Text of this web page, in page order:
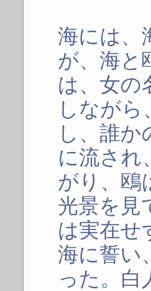
海には、
が、海と
は、女の
しなが
し、誰
に流され
がり、鴎
光景を見
は実在せ
海に誓い
った。白